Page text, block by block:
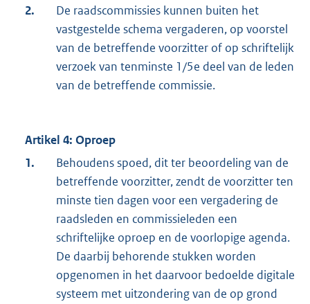
2.
De raadscommissies kunnen buiten het
vastgestelde schema vergaderen, op voorstel
van de betreffende voorzitter of op schriftelijk
verzoek van tenminste 1/5e deel van de leden
van de betreffende commissie.
Artikel 4: Oproep
1.
Behoudens spoed, dit ter beoordeling van de
betreffende voorzitter, zendt de voorzitter ten
minste tien dagen voor een vergadering de
raadsleden en commissieleden een
schriftelijke oproep en de voorlopige agenda.
De daarbij behorende stukken worden
opgenomen in het daarvoor bedoelde digitale
systeem met uitzondering van de op grond